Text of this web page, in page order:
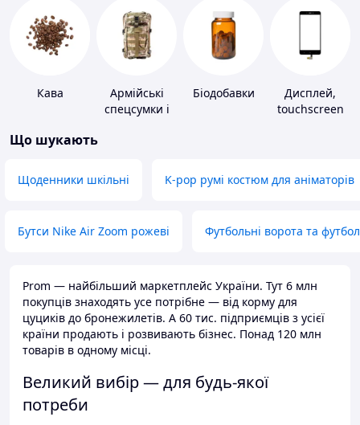
Кава
Армійські
спецсумки і
Біодобавки
Дисплей,
touchscreen
Що шукають
Щоденники шкільні K-pop румі костюм для аніматорів
Бутси Nike Air Zoom рожеві Футбольні ворота та
Prom — найбільший маркетплейс України. Тут 6 млн
покупців знаходять усе потрібне — від корму для
цуциків до бронежилетів. А 60 тис. підприємців з усієї
країни продають і розвивають бізнес. Понад 120 млн
товарів в одному місці.
Великий вибір — для будь-якої
потреби